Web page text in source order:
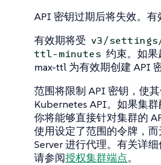
API 密钥过期后将失效。有
有效期将受 v3/
ttl-minutes 约束。如
max-ttl 为有效期创建 API 密
范围将限制 API 密钥，使
Kubernetes API。如果集
你将能够直接针对集群的
使用设定了范围的令牌，
Server 进行代理。有关详细
请参阅授权集群端点。